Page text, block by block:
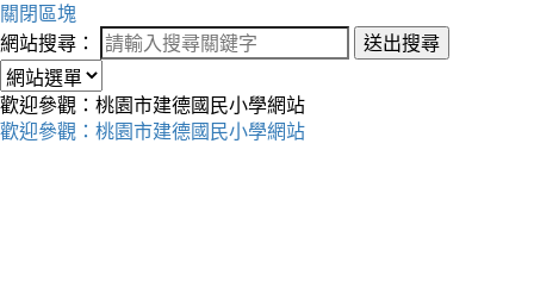
關閉區塊
網站搜尋：
送出搜尋
歡迎參觀：桃園市建德國民小學網站
歡迎參觀：桃園市建德國民小學網站